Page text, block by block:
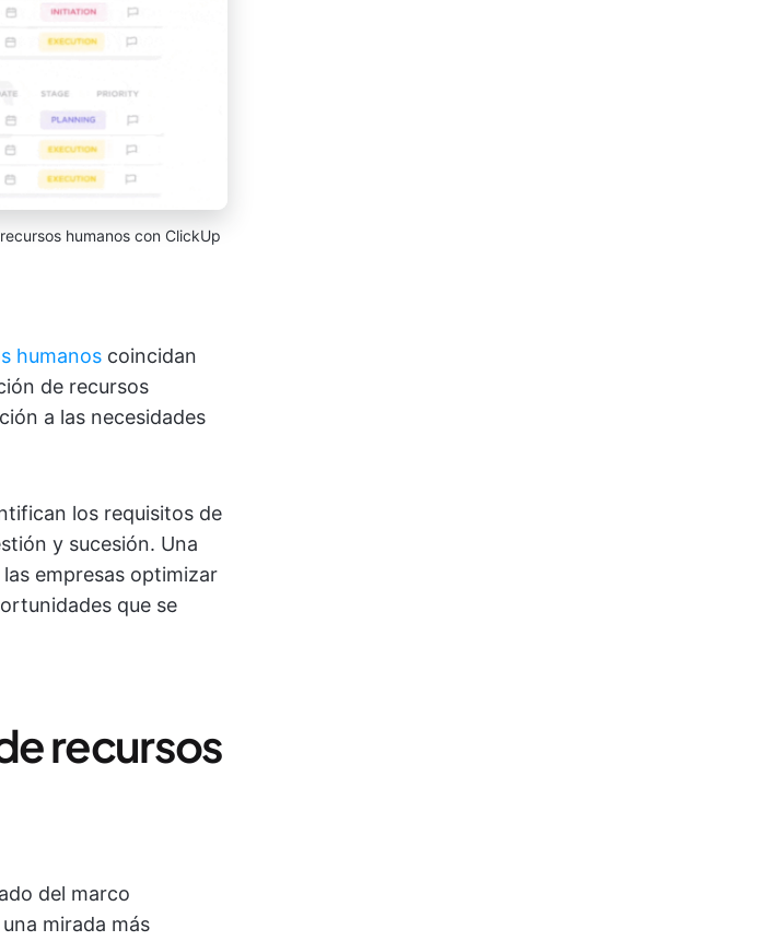
humanos con ClickUp
humanos coincidan
de recursos
a las necesidades
los requisitos de
y sucesión. Una
empresas optimizar
que se
recursos
del marco
mirada más